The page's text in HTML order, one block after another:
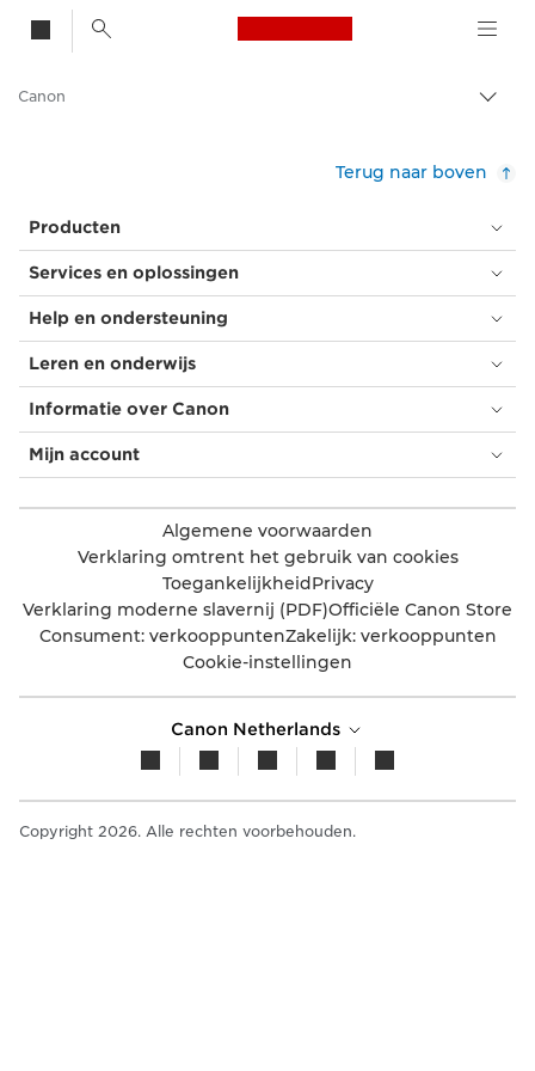
Canon Logo, back
Canon
Terug naar boven
Producten
Services en oplossingen
Help en ondersteuning
Leren en onderwijs
Informatie over Canon
Mijn account
Algemene voorwaarden
Verklaring omtrent het gebruik van cookies
ToegankelijkheidPrivacy
Verklaring moderne slavernij (PDF)Officiële Canon Store
Consument: verkooppuntenZakelijk: verkooppunten
Cookie-instellingen
Canon Netherlands
Copyright 2026. Alle rechten voorbehouden.